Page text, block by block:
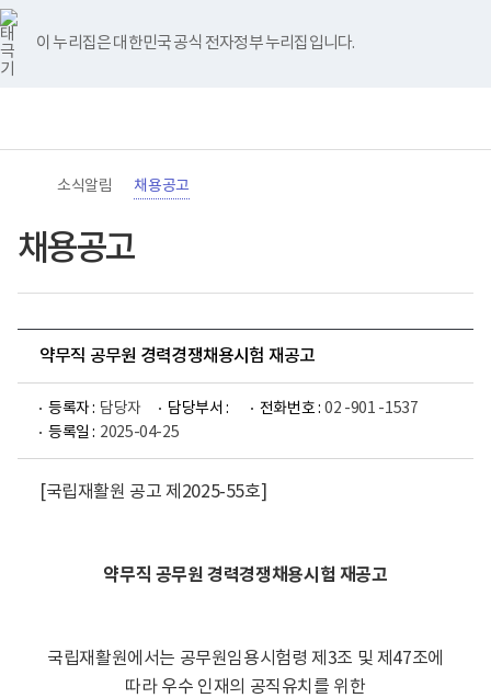
바
로
가
기
메
이 누리집은 대한민국 공식 전자정부 누리집입니다.
너
비
767px
이
하
영
검
메
홈
소식알림 채용공고
채용공고
약무직 공무원 경력경쟁채용시험 재공고
등록자 : 담당자 담당부서 : 전화번호 : 02 -901 -1537
등록일 : 2025-04-25
[국립재활원 공고 제2025-55호]
약무직 공무원 경력경쟁채용시험 재공고
국립재활원에서는 공무원임용시험령 제3조 및 제47조에
따라 우수 인재의 공직유치를 위한
유
튜
브
블
로
그
인
스
타
그
램
페
이
스
북